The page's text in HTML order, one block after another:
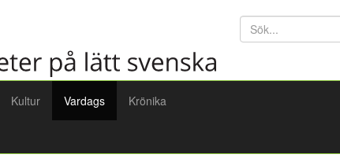
Söktext
Kultur Vardags Krönika